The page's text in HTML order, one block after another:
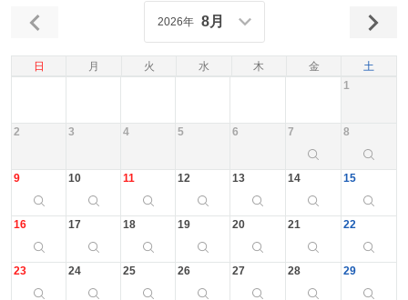
日 月 火 水 木 金 土
2026年 8月
1
2 3 4 5 6 7 8
9 10 11 12 13 14 15
16 17 18 19 20 21 22
23 24 25 26 27 28 29